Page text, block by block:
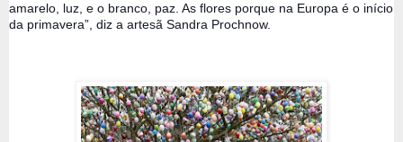
amarelo, luz, e o branco, paz. As flores porque na Europa é o início
da primavera”, diz a artesã Sandra Prochnow.